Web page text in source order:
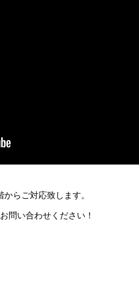
らご対応致します。
問い合わせください！